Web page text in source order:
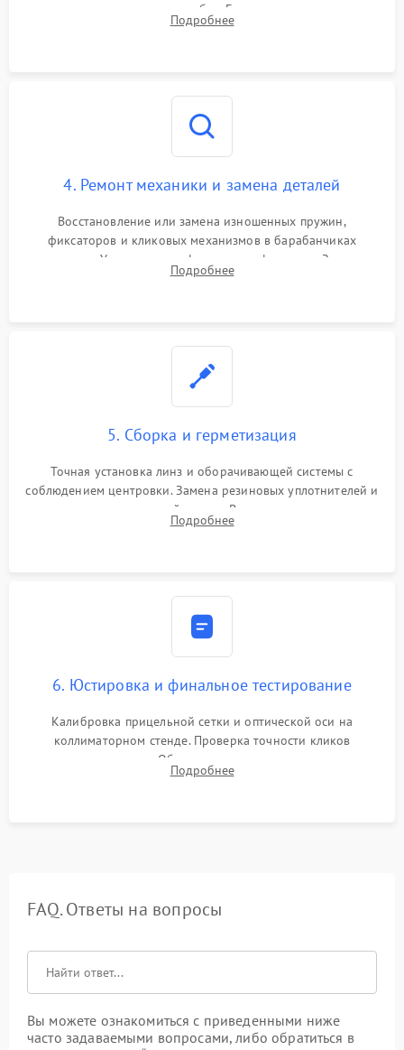
покрытия или появления грибка. Бережная очистка стекол
спецрастворами. Проверка целостности гравированной
Подробнее
4. Ремонт механики и замена деталей
Восстановление или замена изношенных пружин,
фиксаторов и кликовых механизмов в барабанчиках
поправок. Устранение люфтов в трансфокаторе. Замена
поврежденных линз, разбитой сетки или восстановление
Подробнее
5. Сборка и герметизация
Точная установка линз и оборачивающей системы с
соблюдением центровки. Замена резиновых уплотнителей и
нанесение влагозащитной смазки. Вакуумирование корпуса
и заполнение его осушенным азотом или аргоном для
Подробнее
6. Юстировка и финальное тестирование
Калибровка прицельной сетки и оптической оси на
коллиматорном стенде. Проверка точности кликов
механизма поправок. Обязательное испытание прицела на
ударном стенде для проверки устойчивости к отдаче и
Подробнее
FAQ. Ответы на вопросы
Вы можете ознакомиться с приведенными ниже
часто задаваемыми вопросами, либо обратиться в